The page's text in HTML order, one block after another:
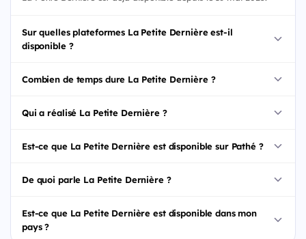
Sur quelles plateformes La Petite Dernière est-il
disponible ?
Combien de temps dure La Petite Dernière ?
Qui a réalisé La Petite Dernière ?
Est-ce que La Petite Dernière est disponible sur Pathé ?
De quoi parle La Petite Dernière ?
Est-ce que La Petite Dernière est disponible dans mon
pays ?